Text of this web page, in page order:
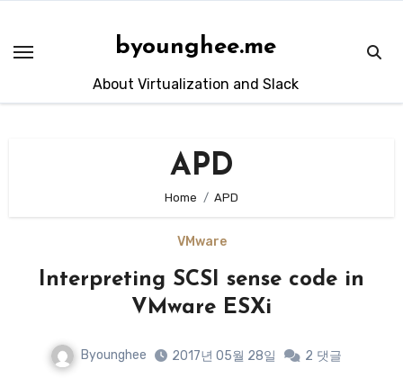
content
byounghee.me
About Virtualization and Slack
APD
Home APD
VMware
Interpreting SCSI sense code in
VMware ESXi
Byounghee 2017년 05월 28일 2 댓글